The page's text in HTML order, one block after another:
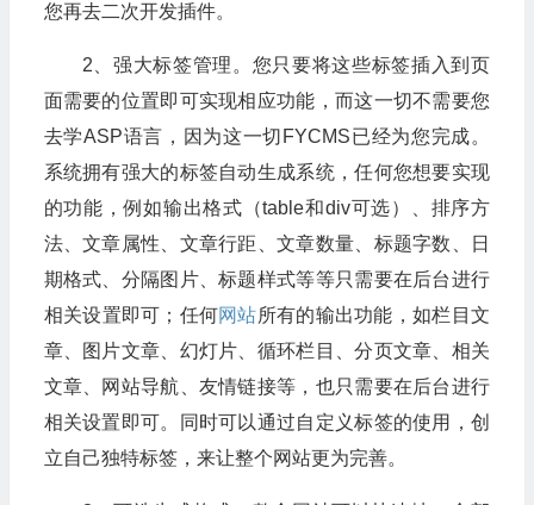
您再去二次开发插件。
2、强大标签管理。您只要将这些标签插入到页
面需要的位置即可实现相应功能，而这一切不需要您
去学ASP语言，因为这一切FYCMS已经为您完成。
系统拥有强大的标签自动生成系统，任何您想要实现
的功能，例如输出格式（table和div可选）、排序方
法、文章属性、文章行距、文章数量、标题字数、日
期格式、分隔图片、标题样式等等只需要在后台进行
相关设置即可；任何网站所有的输出功能，如栏目文
章、图片文章、幻灯片、循环栏目、分页文章、相关
文章、网站导航、友情链接等，也只需要在后台进行
相关设置即可。同时可以通过自定义标签的使用，创
立自己独特标签，来让整个网站更为完善。